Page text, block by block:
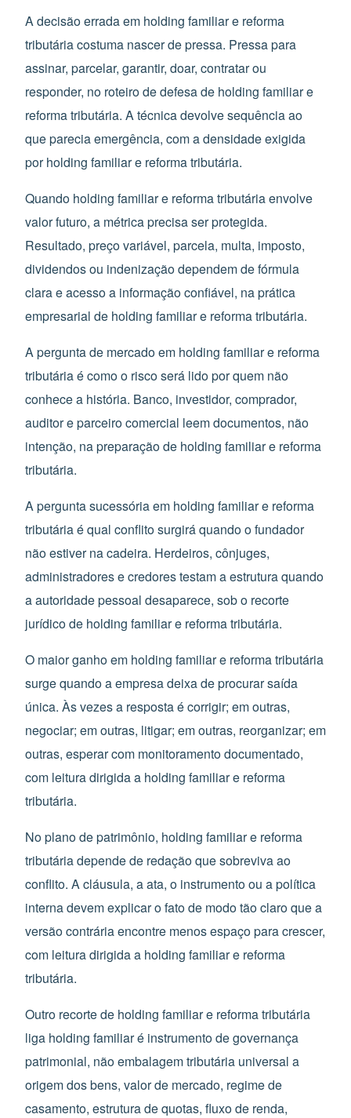
A decisão errada em holding familiar e reforma
tributária costuma nascer de pressa. Pressa para
assinar, parcelar, garantir, doar, contratar ou
responder, no roteiro de defesa de holding familiar e
reforma tributária. A técnica devolve sequência ao
que parecia emergência, com a densidade exigida
por holding familiar e reforma tributária.
Quando holding familiar e reforma tributária envolve
valor futuro, a métrica precisa ser protegida.
Resultado, preço variável, parcela, multa, imposto,
dividendos ou indenização dependem de fórmula
clara e acesso a informação confiável, na prática
empresarial de holding familiar e reforma tributária.
A pergunta de mercado em holding familiar e reforma
tributária é como o risco será lido por quem não
conhece a história. Banco, investidor, comprador,
auditor e parceiro comercial leem documentos, não
intenção, na preparação de holding familiar e reforma
tributária.
A pergunta sucessória em holding familiar e reforma
tributária é qual conflito surgirá quando o fundador
não estiver na cadeira. Herdeiros, cônjuges,
administradores e credores testam a estrutura quando
a autoridade pessoal desaparece, sob o recorte
jurídico de holding familiar e reforma tributária.
O maior ganho em holding familiar e reforma tributária
surge quando a empresa deixa de procurar saída
única. Às vezes a resposta é corrigir; em outras,
negociar; em outras, litigar; em outras, reorganizar; em
outras, esperar com monitoramento documentado,
com leitura dirigida a holding familiar e reforma
tributária.
No plano de patrimônio, holding familiar e reforma
tributária depende de redação que sobreviva ao
conflito. A cláusula, a ata, o instrumento ou a política
interna devem explicar o fato de modo tão claro que a
versão contrária encontre menos espaço para crescer,
com leitura dirigida a holding familiar e reforma
tributária.
Outro recorte de holding familiar e reforma tributária
liga holding familiar é instrumento de governança
patrimonial, não embalagem tributária universal a
origem dos bens, valor de mercado, regime de
casamento, estrutura de quotas, fluxo de renda,